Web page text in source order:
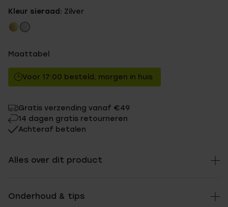
Kleur sieraad: Zilver
Maattabel
Voor 17:00 besteld, morgen in huis
Gratis verzending vanaf €49
14 dagen gratis retourneren
Achteraf betalen
Alles over dit product
Onderhoud & tips